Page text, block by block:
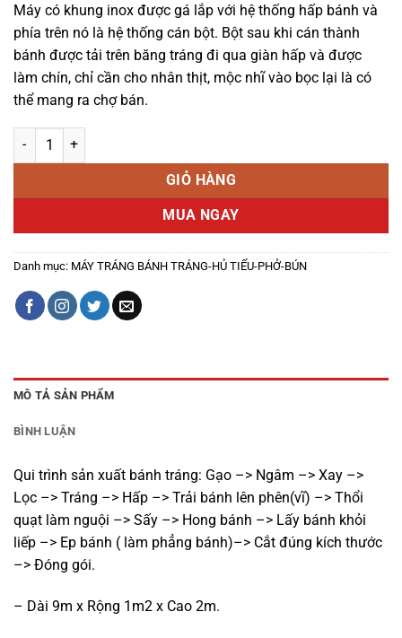
Máy có khung inox được gá lắp với hệ thống hấp bánh và
phía trên nó là hệ thống cán bột. Bột sau khi cán thành
bánh được tải trên băng tráng đi qua giàn hấp và được
làm chín, chỉ cần cho nhân thịt, mộc nhĩ vào bọc lại là có
thể mang ra chợ bán.
Máy tráng bánh mè, bánh đa,...tự động số lượng
GIỎ HÀNG
MUA NGAY
Danh mục: MÁY TRÁNG BÁNH TRÁNG-HỦ TIẾU-PHỞ-BÚN
MÔ TẢ SẢN PHẨM
BÌNH LUẬN
Qui trình sản xuất bánh tráng: Gạo –> Ngâm –> Xay –>
Lọc –> Tráng –> Hấp –> Trải bánh lên phên(vĩ) –> Thổi
quạt làm nguội –> Sấy –> Hong bánh –> Lấy bánh khỏi
liếp –> Ep bánh ( làm phẳng bánh)–> Cắt đúng kích thước
–> Đóng gói.
– Dài 9m x Rộng 1m2 x Cao 2m.